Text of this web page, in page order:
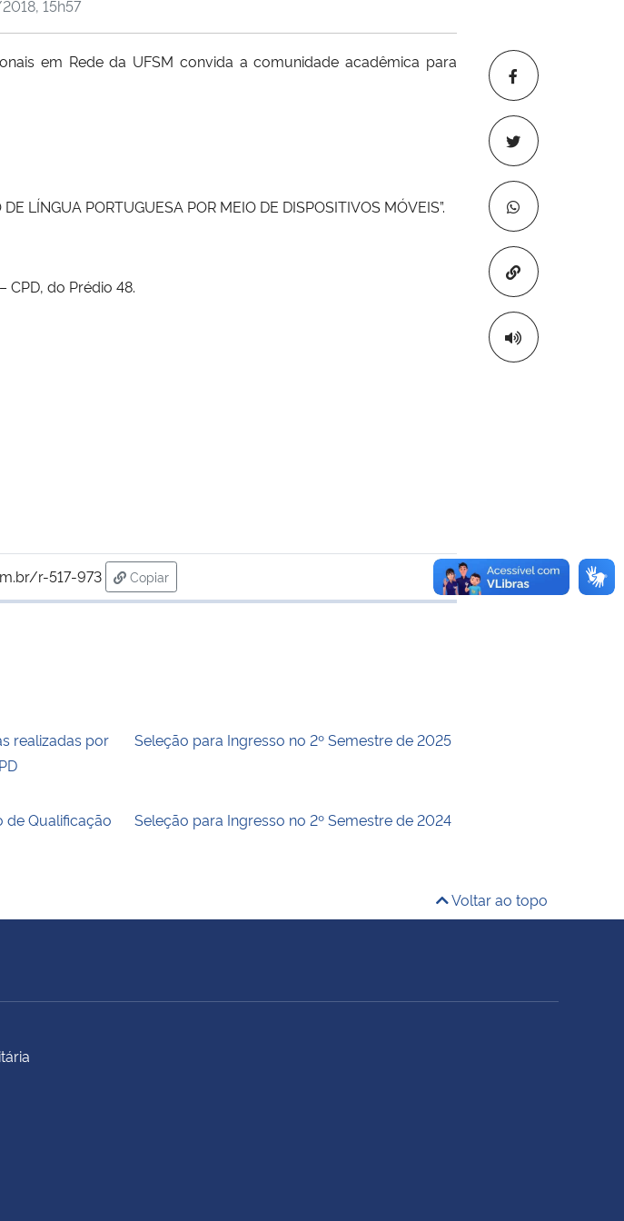
Copiar para
15h57
em Rede da UFSM convida a comunidade acadêmica para
LÍNGUA PORTUGUESA POR MEIO DE DISPOSITIVOS MÓVEIS”.
do Prédio 48.
r-517-973
Copiar
para área de transferência
realizadas por
Seleção para Ingresso no 2º Semestre de 2025
de Qualificação
Seleção para Ingresso no 2º Semestre de 2024
Voltar ao topo